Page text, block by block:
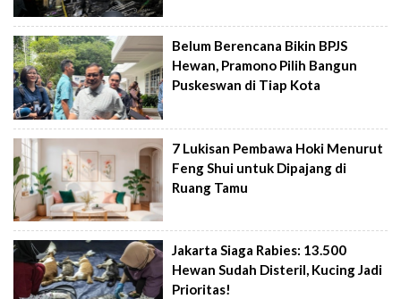
Belum Berencana Bikin BPJS
Hewan, Pramono Pilih Bangun
Puskeswan di Tiap Kota
7 Lukisan Pembawa Hoki Menurut
Feng Shui untuk Dipajang di
Ruang Tamu
Jakarta Siaga Rabies: 13.500
Hewan Sudah Disteril, Kucing Jadi
Prioritas!